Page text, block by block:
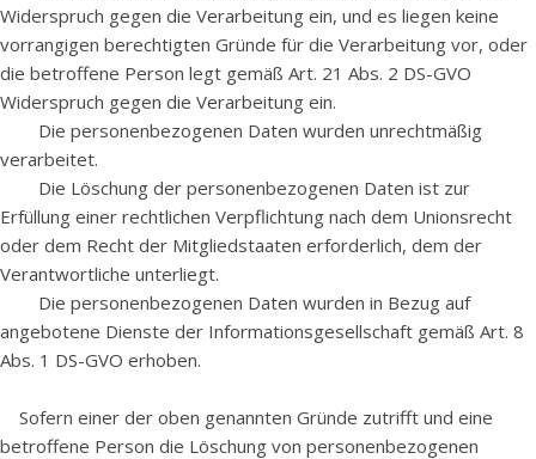
Widerspruch gegen die Verarbeitung ein, und es liegen keine
vorrangigen berechtigten Gründe für die Verarbeitung vor, oder
die betroffene Person legt gemäß Art. 21 Abs. 2 DS-GVO
Widerspruch gegen die Verarbeitung ein.
Die personenbezogenen Daten wurden unrechtmäßig
verarbeitet.
Die Löschung der personenbezogenen Daten ist zur
Erfüllung einer rechtlichen Verpflichtung nach dem Unionsrecht
oder dem Recht der Mitgliedstaaten erforderlich, dem der
Verantwortliche unterliegt.
Die personenbezogenen Daten wurden in Bezug auf
angebotene Dienste der Informationsgesellschaft gemäß Art. 8
Abs. 1 DS-GVO erhoben.
Sofern einer der oben genannten Gründe zutrifft und eine
betroffene Person die Löschung von personenbezogenen